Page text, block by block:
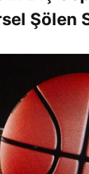
Şölen